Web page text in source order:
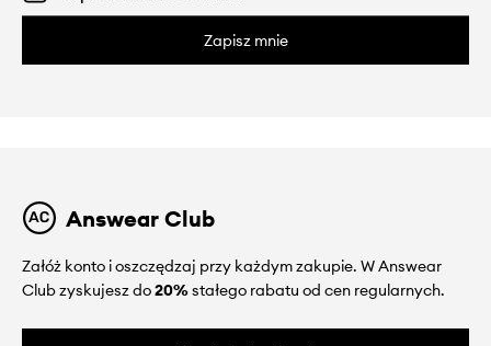
Zapisz mnie
Answear Club
Załóż konto i oszczędzaj przy każdym zakupie. W Answear
Club zyskujesz do20%stałego rabatu od cen regularnych.